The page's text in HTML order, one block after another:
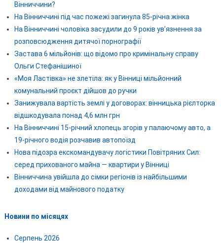
Вінниччини?
На Вінниччині під час пожежі загинула 85-річна жінка
На Вінниччині чоловіка засудили до 9 років ув’язнення за
розповсюдження дитячої порнографії
Застава 6 мільйонів: що відомо про кримінальну справу
Ольги Стефанішиної
«Моя Ластівка» не злетіла: як у Вінниці мільйонний
комунальний проєкт дійшов до ручки
Занижувала вартість землі у договорах: вінницька рієлторка
відшкодувала понад 4,6 млн грн
На Вінниччині 15-річний хлопець згорів у палаючому авто, а
19-річного водія розчавив автопоїзд
Нова підозра екскомандувачу логістики Повітряних Сил:
серед прихованого майна — квартири у Вінниці
Вінниччина увійшла до сімки регіонів із найбільшими
доходами від майнового податку
Новини по місяцях
Серпень 2026